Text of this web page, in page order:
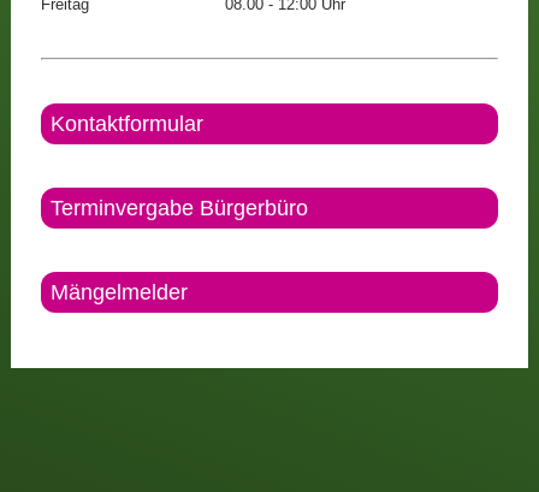
Freitag
08.00 - 12:00 Uhr
Kontaktformular
Terminvergabe Bürgerbüro
Mängelmelder